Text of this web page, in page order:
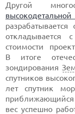
Другой
стоимости
В итоге
зондирования
спутников
лет спутник
вес успешно